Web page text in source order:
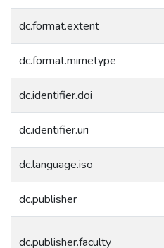
dc.format.extent
dc.format.mimetype
dc.identifier.doi
dc.identifier.uri
dc.language.iso
dc.publisher
dc.publisher.faculty